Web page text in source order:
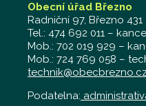
Obecní úřad Březno
Radniční 97, Březno 431
Tel.: 474 692 011 –
Mob.: 702 019 929 –
Mob.: 724 769 058 –
Podatelna: